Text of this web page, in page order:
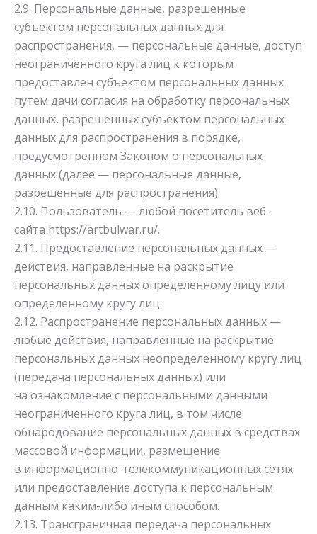
2.9. Персональные данные, разрешенные
субъектом персональных данных для
распространения, — персональные данные, доступ
неограниченного круга лиц к которым
предоставлен субъектом персональных данных
путем дачи согласия на обработку персональных
данных, разрешенных субъектом персональных
данных для распространения в порядке,
предусмотренном Законом о персональных
данных (далее — персональные данные,
разрешенные для распространения).
2.10. Пользователь — любой посетитель веб-
сайта https://artbulwar.ru/.
2.11. Предоставление персональных данных —
действия, направленные на раскрытие
персональных данных определенному лицу или
определенному кругу лиц.
2.12. Распространение персональных данных —
любые действия, направленные на раскрытие
персональных данных неопределенному кругу лиц
(передача персональных данных) или
на ознакомление с персональными данными
неограниченного круга лиц, в том числе
обнародование персональных данных в средствах
массовой информации, размещение
в информационно-телекоммуникационных сетях
или предоставление доступа к персональным
данным каким-либо иным способом.
2.13. Трансграничная передача персональных